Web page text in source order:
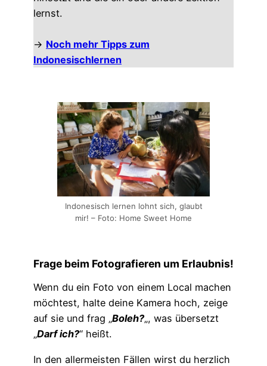
lernst.
→ Noch mehr Tipps zum
Indonesischlernen
Indonesisch lernen lohnt sich, glaubt
mir! – Foto: Home Sweet Home
Frage beim Fotografieren um Erlaubnis!
Wenn du ein Foto von einem Local machen
möchtest, halte deine Kamera hoch, zeige
auf sie und frag „Boleh?„, was übersetzt
„Darf ich?“ heißt.
In den allermeisten Fällen wirst du herzlich